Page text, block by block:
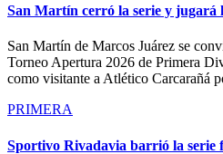
San Martín cerró la serie y jugará
San Martín de Marcos Juárez se
Torneo Apertura 2026 de Primera
como visitante a Atlético Carcarañá
PRIMERA
Sportivo Rivadavia barrió la serie